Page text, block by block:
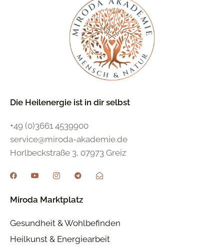
Die Heilenergie ist in dir selbst
+49 (0)3661 4539900
service@miroda-akademie.de
Horlbeckstraße 3, 07973 Greiz
Miroda Marktplatz
Gesundheit & Wohlbefinden
Heilkunst & Energiearbeit